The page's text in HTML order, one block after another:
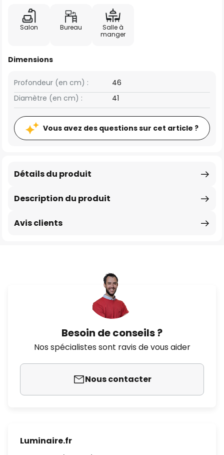
Salon Bureau
Salle à
manger
Dimensions
Profondeur (en cm) :
46
Diamètre (en cm) :
41
Vous avez des questions sur cet article ?
Description du produit
Détails du produit
Avis clients
Besoin de conseils ?
Nos spécialistes sont ravis de vous aider
Nous contacter
Luminaire.fr